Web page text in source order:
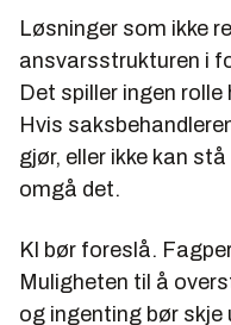
Løsninger som ikke
ansvarsstrukturen i
Det spiller ingen
Hvis
gjør, eller ikke kan
omgå det.
KI bør foreslå.
Muligheten til å
og ingenting bør